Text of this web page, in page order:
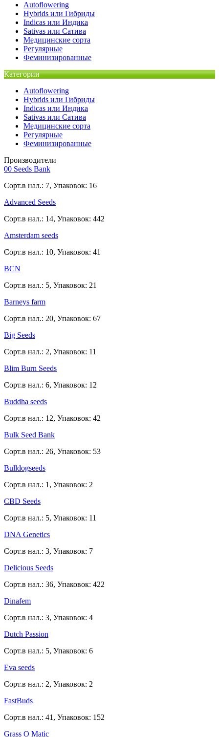
Autoflowering
Hybrids или Гибриды
Indicas или Индика
Sativas или Сатива
Медицинские сорта
Регулярные
Феминизированные
Категории
Autoflowering
Hybrids или Гибриды
Indicas или Индика
Sativas или Сатива
Медицинские сорта
Регулярные
Феминизированные
Производители
00 Seeds Bank
Сорт.в нал.: 7, Упаковок: 16
Advanced Seeds
Сорт.в нал.: 14, Упаковок: 442
Amsterdam seeds
Сорт.в нал.: 10, Упаковок: 41
BCN
Сорт.в нал.: 5, Упаковок: 21
Barneys farm
Сорт.в нал.: 20, Упаковок: 67
Big Seeds
Сорт.в нал.: 2, Упаковок: 11
Blim Burn Seeds
Сорт.в нал.: 6, Упаковок: 12
Buddha seeds
Сорт.в нал.: 12, Упаковок: 42
Bulk Seed Bank
Сорт.в нал.: 26, Упаковок: 53
Bulldogseeds
Сорт.в нал.: 1, Упаковок: 2
CBD Seeds
Сорт.в нал.: 5, Упаковок: 11
DNA Genetics
Сорт.в нал.: 3, Упаковок: 7
Delicious Seeds
Сорт.в нал.: 36, Упаковок: 422
Dinafem
Сорт.в нал.: 3, Упаковок: 4
Dutch Passion
Сорт.в нал.: 5, Упаковок: 6
Eva seeds
Сорт.в нал.: 2, Упаковок: 2
FastBuds
Сорт.в нал.: 41, Упаковок: 152
Grass O Matic